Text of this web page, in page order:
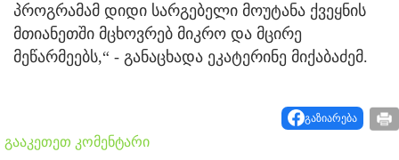
პროგრამამ დიდი სარგებელი მოუტანა ქვეყნის
მთიანეთში მცხოვრებ მიკრო და მცირე
მეწარმეებს,“ - განაცხადა ეკატერინე მიქაბაძემ.
გაზიარება
გააკეთეთ კომენტარი